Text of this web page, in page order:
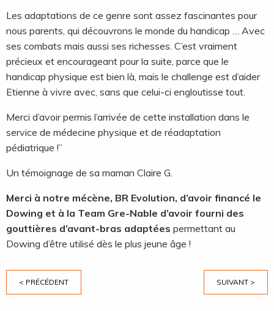
Les adaptations de ce genre sont assez fascinantes pour
nous parents, qui découvrons le monde du handicap … Avec
ses combats mais aussi ses richesses. C’est vraiment
précieux et encourageant pour la suite, parce que le
handicap physique est bien là, mais le challenge est d’aider
Etienne à vivre avec, sans que celui-ci engloutisse tout.
Merci d’avoir permis l’arrivée de cette installation dans le
service de médecine physique et de réadaptation
pédiatrique !”
Un témoignage de sa maman Claire G.
Merci à notre mécène, BR Evolution, d’avoir financé le
Dowing et à la Team Gre-Nable d’avoir fourni des
gouttières d’avant-bras adaptées permettant au
Dowing d’être utilisé dès le plus jeune âge !
< PRÉCÉDENT SUIVANT >